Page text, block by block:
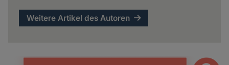
Weitere Artikel des Autoren